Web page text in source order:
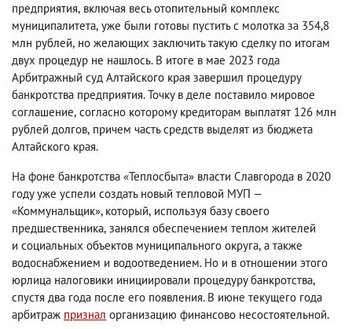
предприятия, включая весь отопительный комплекс
муниципалитета, уже были готовы пустить с молотка за 354,8
млн рублей, но желающих заключить такую сделку по итогам
двух процедур не нашлось. В итоге в мае 2023 года
Арбитражный суд Алтайского края завершил процедуру
банкротства предприятия. Точку в деле поставило мировое
соглашение, согласно которому кредиторам выплатят 126 млн
рублей долгов, причем часть средств выделят из бюджета
Алтайского края.
На фоне банкротства «Теплосбыта» власти Славгорода в 2020
году уже успели создать новый тепловой МУП —
«Коммунальщик», который, используя базу своего
предшественника, занялся обеспечением теплом жителей
и социальных объектов муниципального округа, а также
водоснабжением и водоотведением. Но и в отношении этого
юрлица налоговики инициировали процедуру банкротства,
спустя два года после его появления. В июне текущего года
арбитраж признал организацию финансово несостоятельной.